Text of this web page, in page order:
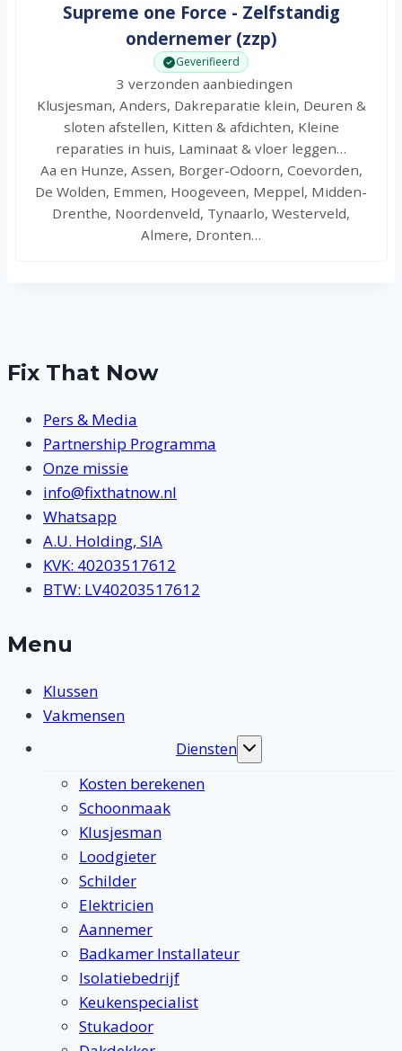
Supreme one Force - Zelfstandig
ondernemer (zzp)
Geverifieerd
3 verzonden aanbiedingen
Klusjesman, Anders, Dakreparatie klein, Deuren &
sloten afstellen, Kitten & afdichten, Kleine
reparaties in huis, Laminaat & vloer leggen…
Aa en Hunze, Assen, Borger-Odoorn, Coevorden,
De Wolden, Emmen, Hoogeveen, Meppel, Midden-
Drenthe, Noordenveld, Tynaarlo, Westerveld,
Almere, Dronten…
Fix That Now
Pers & Media
Partnership Programma
Onze missie
info@fixthatnow.nl
Whatsapp
A.U. Holding, SIA
KVK: 40203517612
BTW: LV40203517612
Menu
Klussen
Vakmensen
Diensten
Toggle
submenu
Kosten berekenen
Schoonmaak
Klusjesman
Loodgieter
Schilder
Elektricien
Aannemer
Badkamer Installateur
Isolatiebedrijf
Keukenspecialist
Stukadoor